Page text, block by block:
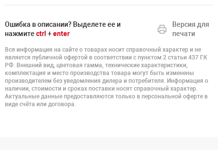
Ошибка в описании? Выделете ее и
нажмите ctrl +enter
Версия для
печати
Вся информация на сайте о товарах носит справочный характер и не
является публичной офертой в соответствии с пунктом 2 статьи 437 ГК
РФ. Внешний вид, цветовая гамма, технические характеристики,
комплектация и место производства товара могут быть изменены
производителем без уведомления дилера и потребителя. Информация о
наличии, стоимости и сроках поставки носят справочный характер.
Актуальные данные предоставляются только в персональной оферте в
виде счёта или договора.